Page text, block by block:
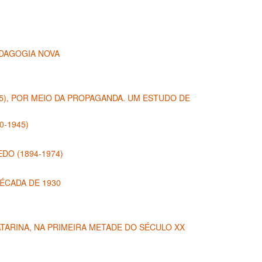
NOVA
POR MEIO DA PROPAGANDA. UM ESTUDO DE
1945)
(1894-1974)
DE 1930
NA PRIMEIRA METADE DO SÉCULO XX